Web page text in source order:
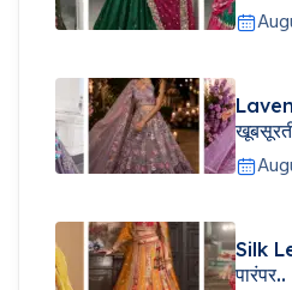
Silk
पारंपर..